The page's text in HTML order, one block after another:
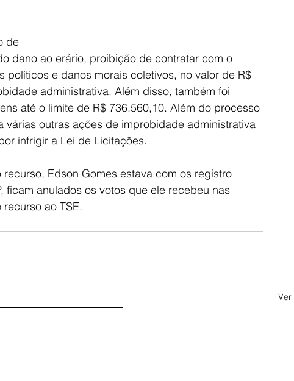
de
dano ao erário, proibição de contratar com o
e danos morais coletivos, no valor de R$
administrativa. Além disso, também foi
até o limite de R$ 736.560,10. Além do processo
várias outras ações de improbidade administrativa
infrigir a Lei de Licitações.
Edson Gomes estava com os registro
ficam anulados os votos que ele recebeu nas
ao TSE.
Ver